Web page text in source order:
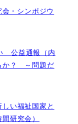
・シンポジウ
公益通報（内
か？ ～問題だ
い福祉国家と
研究会）